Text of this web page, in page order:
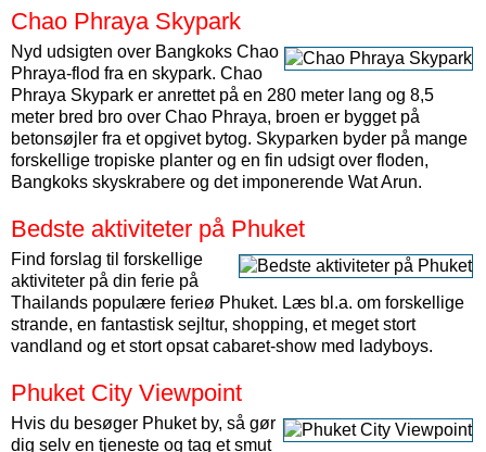
Chao Phraya Skypark
Nyd udsigten over Bangkoks Chao
Phraya-flod fra en skypark. Chao
Phraya Skypark er anrettet på en 280 meter lang og 8,5
meter bred bro over Chao Phraya, broen er bygget på
betonsøjler fra et opgivet bytog. Skyparken byder på mange
forskellige tropiske planter og en fin udsigt over floden,
Bangkoks skyskrabere og det imponerende Wat Arun.
Bedste aktiviteter på Phuket
Find forslag til forskellige
aktiviteter på din ferie på
Thailands populære ferieø Phuket. Læs bl.a. om forskellige
strande, en fantastisk sejltur, shopping, et meget stort
vandland og et stort opsat cabaret-show med ladyboys.
Phuket City Viewpoint
Hvis du besøger Phuket by, så gør
dig selv en tjeneste og tag et smut